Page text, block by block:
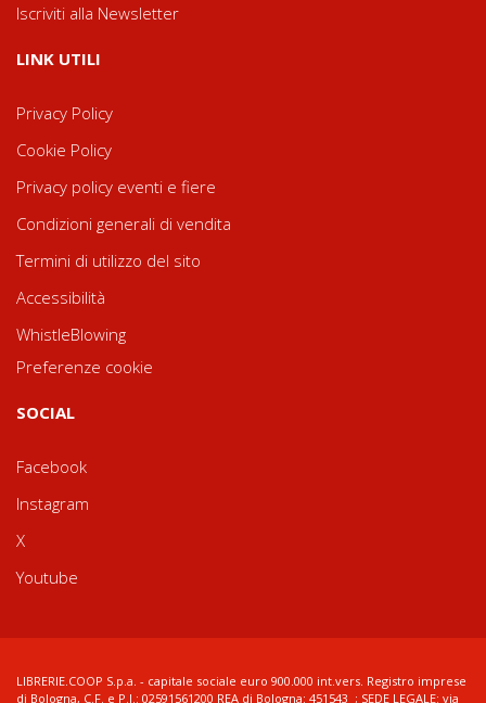
Iscriviti alla Newsletter
LINK UTILI
Privacy Policy
Cookie Policy
Privacy policy eventi e fiere
Condizioni generali di vendita
Termini di utilizzo del sito
Accessibilità
WhistleBlowing
Preferenze cookie
SOCIAL
Facebook
Instagram
X
Youtube
LIBRERIE.COOP S.p.a. - capitale sociale euro 900.000 int.vers. Registro imprese
di Bologna, C.F. e P.I.: 02591561200 REA di Bologna: 451543 ; SEDE LEGALE: via